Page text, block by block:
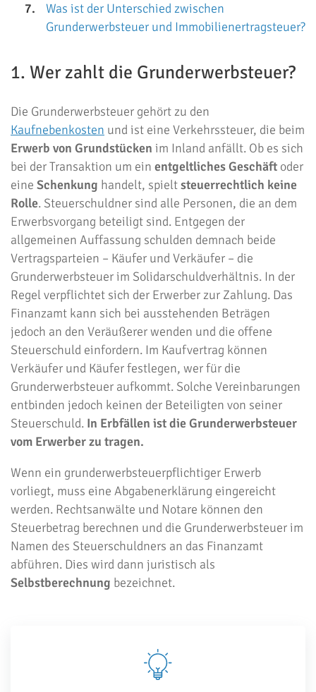
Was ist der Unterschied zwischen
Grunderwerbsteuer und Immobilienertragsteuer?
1. Wer zahlt die Grunderwerbsteuer?
Die Grunderwerbsteuer gehört zu den
Kaufnebenkosten und ist eine Verkehrssteuer, die beim
Erwerb von Grundstücken im Inland anfällt. Ob es sich
bei der Transaktion um ein entgeltliches Geschäft oder
eine Schenkung handelt, spieltsteuerrechtlich keine
Rolle. Steuerschuldner sind alle Personen, die an dem
Erwerbsvorgang beteiligt sind. Entgegen der
allgemeinen Auffassung schulden demnach beide
Vertragsparteien – Käufer und Verkäufer – die
Grunderwerbsteuer im Solidarschuldverhältnis. In der
Regel verpflichtet sich der Erwerber zur Zahlung. Das
Finanzamt kann sich bei ausstehenden Beträgen
jedoch an den Veräußerer wenden und die offene
Steuerschuld einfordern. Im Kaufvertrag können
Verkäufer und Käufer festlegen, wer für die
Grunderwerbsteuer aufkommt. Solche Vereinbarungen
entbinden jedoch keinen der Beteiligten von seiner
Steuerschuld. In Erbfällen ist die Grunderwerbsteuer
vom Erwerber zu tragen.
Wenn ein grunderwerbsteuerpflichtiger Erwerb
vorliegt, muss eine Abgabenerklärung eingereicht
werden. Rechtsanwälte und Notare können den
Steuerbetrag berechnen und die Grunderwerbsteuer im
Namen des Steuerschuldners an das Finanzamt
abführen. Dies wird dann juristisch als
Selbstberechnung bezeichnet.